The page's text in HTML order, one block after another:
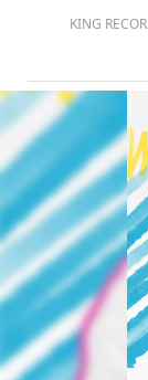
KING